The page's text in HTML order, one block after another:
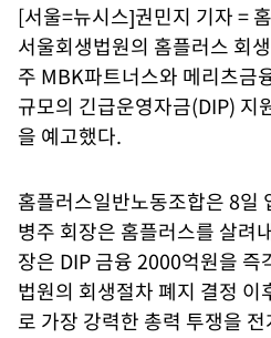
[서울=뉴시스]권민지 기자 =
서울회생법원의 홈플러스 회
주 MBK파트너스와 메리츠금
규모의 긴급운영자금(DIP) 지
을 예고했다.
홈플러스일반노동조합은 8일
병주 회장은 홈플러스를 살려
장은 DIP 금융 2000억원을
법원의 회생절차 폐지 결정
로 가장 강력한 총력 투쟁을